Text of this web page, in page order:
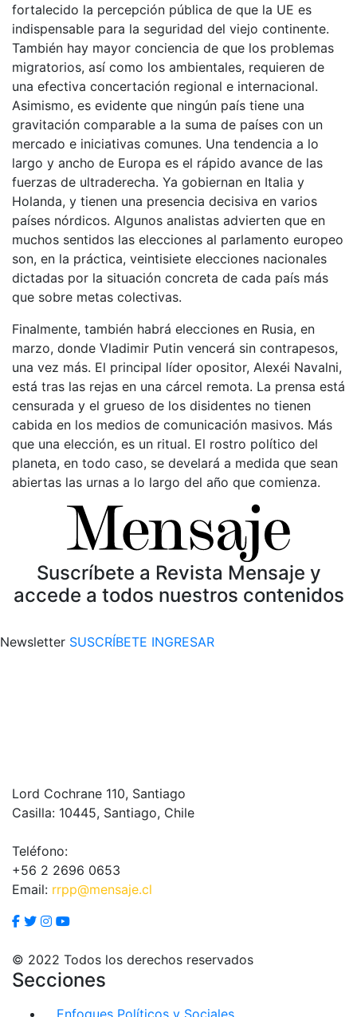
fortalecido la percepción pública de que la UE es
indispensable para la seguridad del viejo continente.
También hay mayor conciencia de que los problemas
migratorios, así como los ambientales, requieren de
una efectiva concertación regional e internacional.
Asimismo, es evidente que ningún país tiene una
gravitación comparable a la suma de países con un
mercado e iniciativas comunes. Una tendencia a lo
largo y ancho de Europa es el rápido avance de las
fuerzas de ultraderecha. Ya gobiernan en Italia y
Holanda, y tienen una presencia decisiva en varios
países nórdicos. Algunos analistas advierten que en
muchos sentidos las elecciones al parlamento europeo
son, en la práctica, veintisiete elecciones nacionales
dictadas por la situación concreta de cada país más
que sobre metas colectivas.
Finalmente, también habrá elecciones en Rusia, en
marzo, donde Vladimir Putin vencerá sin contrapesos,
una vez más. El principal líder opositor, Alexéi Navalni,
está tras las rejas en una cárcel remota. La prensa está
censurada y el grueso de los disidentes no tienen
cabida en los medios de comunicación masivos. Más
que una elección, es un ritual. El rostro político del
planeta, en todo caso, se develará a medida que sean
abiertas las urnas a lo largo del año que comienza.
Suscríbete a Revista Mensaje y
accede a todos nuestros contenidos
Newsletter SUSCRÍBETE INGRESAR
Lord Cochrane 110, Santiago
Casilla: 10445, Santiago, Chile
Teléfono:
+56 2 2696 0653
Email: rrpp@mensaje.cl
© 2022 Todos los derechos reservados
Secciones
Enfoques Políticos y Sociales